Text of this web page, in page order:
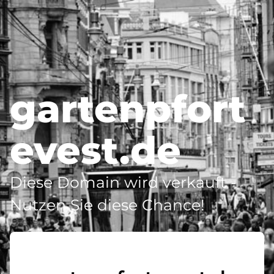
gartenpfort
evest.de
Diese Domain wird verkauft -
Nutzen Sie diese Chance!